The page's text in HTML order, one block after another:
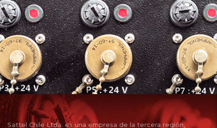
Sattel Chile Ltda. es una empresa de la tercera región,